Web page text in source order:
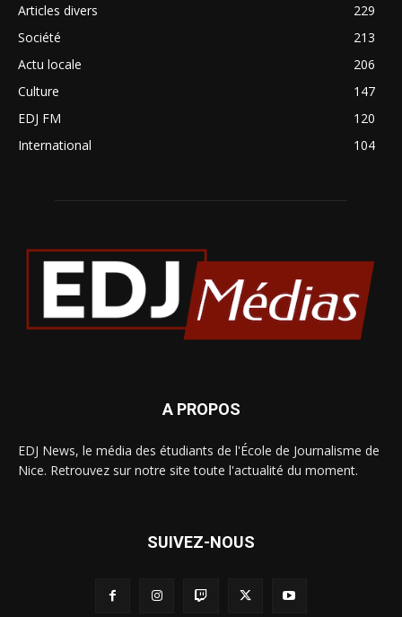
Articles divers
229
Société
213
Actu locale
206
Culture
147
EDJ FM
120
International
104
A PROPOS
EDJ News, le média des étudiants de l'École de Journalisme de
Nice. Retrouvez sur notre site toute l'actualité du moment.
SUIVEZ-NOUS